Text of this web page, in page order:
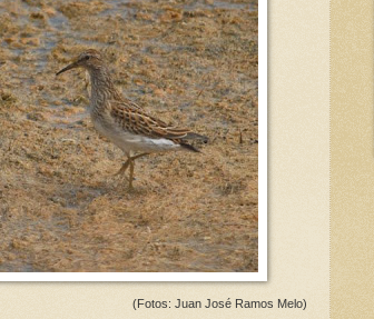
(Fotos: Juan José Ramos Melo)